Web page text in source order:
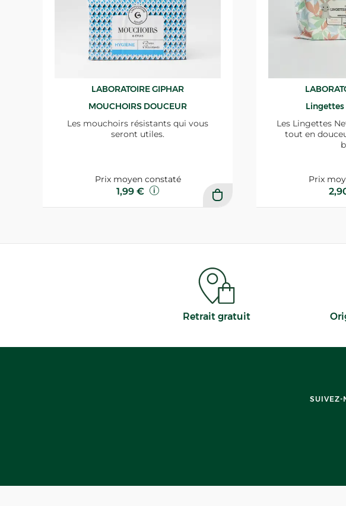
LABORATOIRE GIPHAR
MOUCHOIRS DOUCEUR
Les mouchoirs résistants qui vous
seront utiles.
Prix moyen constaté
1,99 €
Les Lingettes
tout en
Prix
Retrait gratuit
SUIVEZ-